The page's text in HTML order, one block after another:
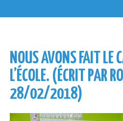
NOUS AVONS FAIT LE
L’ÉCOLE. (ÉCRIT PAR
28/02/2018)